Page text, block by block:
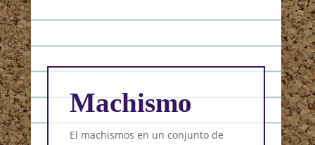
Machismo
El machismos en un conjunto de